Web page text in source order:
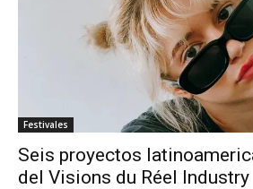
Festivales
Seis proyectos
del Visions du Réel Industry